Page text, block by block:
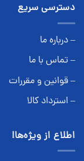
دسترسی سریع
– درباره ما
– تماس با ما
– قوانین و مقررات
– استرداد کالا
اطلاع از ویژه‌ها!